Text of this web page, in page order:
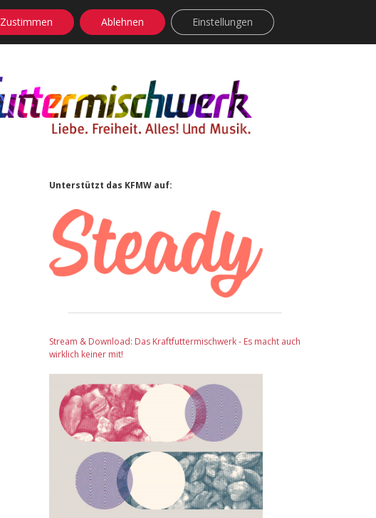
facebook
instagram
rss soundcloud
vimeoBluesky
Sidebar
Unterstützt das KFMW auf:
Stream & Download: Das Kraftfuttermischwerk - Es macht auch
wirklich keiner mit!
Zustimmen Ablehnen Einstellungen